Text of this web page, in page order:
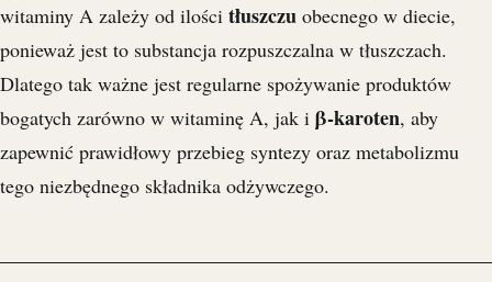
witaminy A zależy od ilości tłuszczu obecnego w diecie,
ponieważ jest to substancja rozpuszczalna w tłuszczach.
Dlatego tak ważne jest regularne spożywanie produktów
bogatych zarówno w witaminę A, jak i β-karoten, aby
zapewnić prawidłowy przebieg syntezy oraz metabolizmu
tego niezbędnego składnika odżywczego.